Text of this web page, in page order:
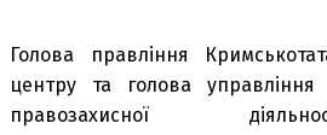
Голова правління
центру та голова управління
правозахисної